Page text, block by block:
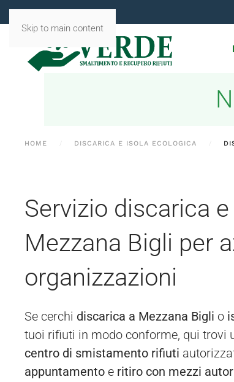
Skip to main content
HOME DISCARICA E ISOLA ECOLOGICA
Servizio discarica
Mezzana Bigli per
organizzazioni
Se cerchi discarica a Mezzana Bigli o
tuoi rifiuti in modo conforme, qui trovi
centro di smistamento rifiuti
appuntamento e ritiro con mezzi